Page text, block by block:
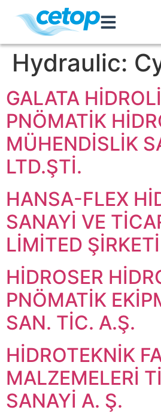
Hydraulic:
GALATA
PNÖMATİK
MÜHENDİSLİK
LTD.ŞTİ.
HANSA-FLEX
SANAYİ VE
LİMİTED ŞİRKETİ
HİDROSER
PNÖMATİK
SAN. TİC. A.Ş.
HİDROTEKNİK
MALZEMELERİ
SANAYİ A. Ş.